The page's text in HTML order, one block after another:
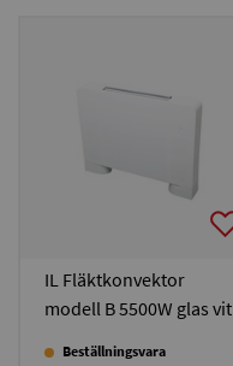
IL Fläktkonvektor
modell B 5500W glas vit
Beställningsvara